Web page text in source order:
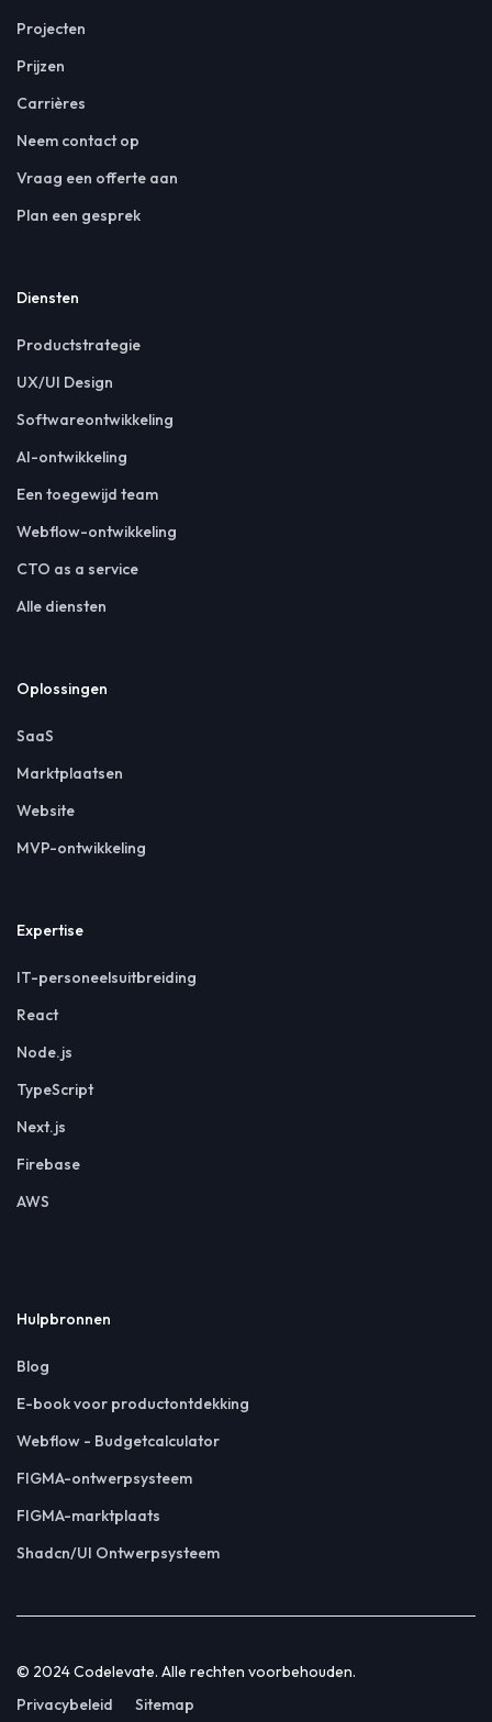
Projecten
Prijzen
Carrières
Neem contact op
Vraag een offerte aan
Plan een gesprek
Diensten
Productstrategie
UX/UI Design
Softwareontwikkeling
AI-ontwikkeling
Een toegewijd team
Webflow-ontwikkeling
CTO as a service
Alle diensten
Oplossingen
SaaS
Marktplaatsen
Website
MVP-ontwikkeling
Expertise
IT-personeelsuitbreiding
React
Node.js
TypeScript
Next.js
Firebase
AWS
Hulpbronnen
Blog
E-book voor productontdekking
Webflow - Budgetcalculator
FIGMA-ontwerpsysteem
FIGMA-marktplaats
Shadcn/UI Ontwerpsysteem
© 2024 Codelevate. Alle rechten voorbehouden.
Privacybeleid
Sitemap